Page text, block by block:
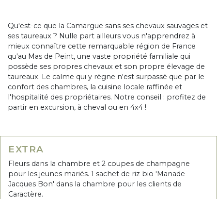
Qu'est-ce que la Camargue sans ses chevaux sauvages et
ses taureaux ? Nulle part ailleurs vous n'apprendrez à
mieux connaître cette remarquable région de France
qu'au Mas de Peint, une vaste propriété familiale qui
possède ses propres chevaux et son propre élevage de
taureaux. Le calme qui y règne n'est surpassé que par le
confort des chambres, la cuisine locale raffinée et
l'hospitalité des propriétaires. Notre conseil : profitez de
partir en excursion, à cheval ou en 4x4 !
EXTRA
Fleurs dans la chambre et 2 coupes de champagne
pour les jeunes mariés. 1 sachet de riz bio 'Manade
Jacques Bon' dans la chambre pour les clients de
Caractère.